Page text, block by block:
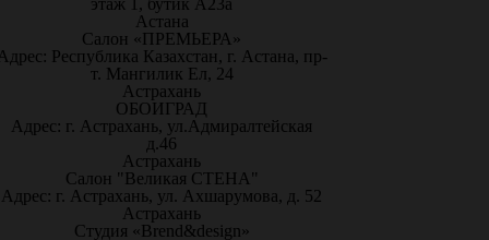
Астана
Салон «ПРЕМЬЕРА»
Республика Казахстан, г. Астана, пр-
т. Мангилик Ел, 24
Астрахань
ОБОИГРАД
Адрес: г. Астрахань, ул.Адмиралтейская
д.46
Астрахань
Салон "Великая СТЕНА"
Адрес: г. Астрахань, ул. Ахшарумова, д. 52
Астрахань
Студия «Brend&design»